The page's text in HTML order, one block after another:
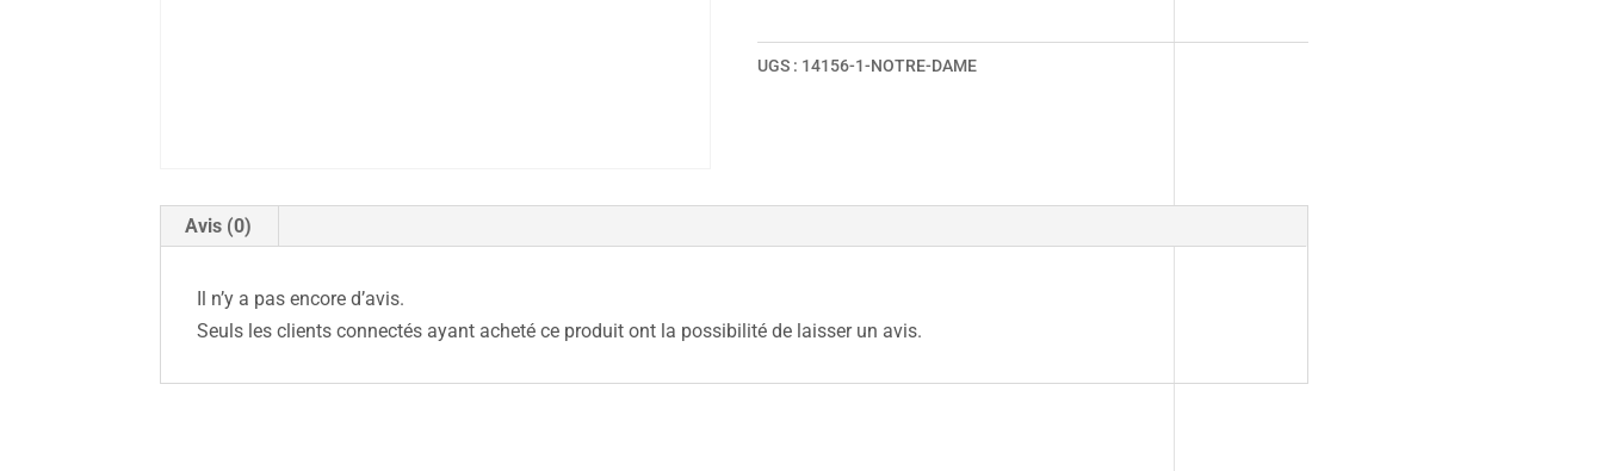
Dame
UGS : 14156-1-NOTRE-DAME
Avis (0)
Il n’y a pas encore d’avis.
Seuls les clients connectés ayant acheté ce produit ont la possibilité de laisser un avis.